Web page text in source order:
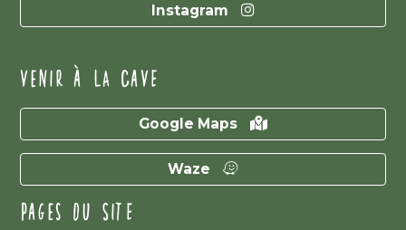
Instagram
VENIR À LA CAVE
Google Maps
Waze
PAGES DU SITE